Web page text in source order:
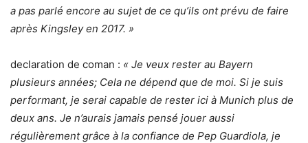
a pas parlé encore au sujet de ce qu’ils ont prévu de faire
après Kingsley en 2017. »
declaration de coman : « Je veux rester au Bayern
plusieurs années; Cela ne dépend que de moi. Si je suis
performant, je serai capable de rester ici à Munich plus de
deux ans. Je n’aurais jamais pensé jouer aussi
régulièrement grâce à la confiance de Pep Guardiola, je